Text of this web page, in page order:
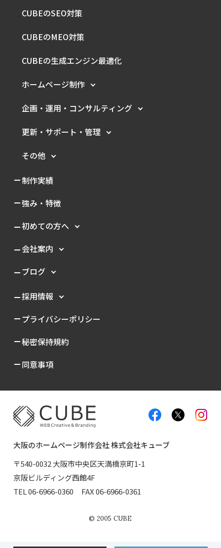
CUBEのSEO対策
CUBEのMEO対策
CUBEの生成エンジン最適化
ホームページ制作
企画・運用・ コンサルティング
更新・サポート・管理
その他
制作実績
強み・特徴
初めての方へ
会社案内
ブログ
採用情報
プライバシーポリシー
秘密保持規約
同意事項
大阪のホームページ制作会社 株式会社キューブ
〒540-0032 大阪市中央区天満橋京町1-1
京阪ビルディング西館4F
TEL06-6966-0360 FAX 06-6966-0361
©2005 CUBE